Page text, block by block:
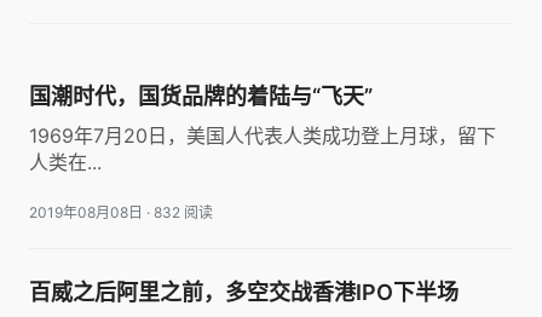
国潮时代，国货品牌的着陆与“飞天”
1969年7月20日，美国人代表人类成功登上月球，留下
人类在...
2019年08月08日 · 832 阅读
百威之后阿里之前，多空交战香港IPO下半场